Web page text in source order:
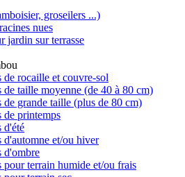
groseilers ...)
nues
jardin sur terrasse
de rocaille et couvre-sol
de taille moyenne (de 40 à 80 cm)
de grande taille (plus de 80 cm)
de printemps
d'été
d'automne et/ou hiver
d'ombre
pour terrain humide et/ou frais